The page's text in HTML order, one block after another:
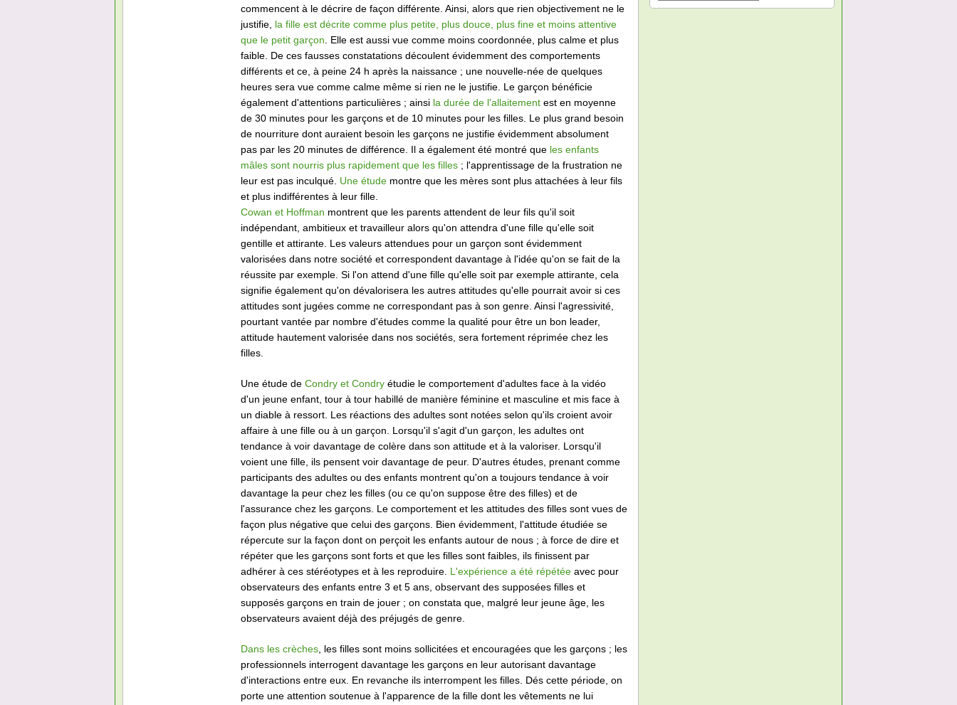
commencent à le décrire de façon différente. Ainsi, alors que rien objectivement ne le
justifie, la fille est décrite comme plus petite, plus douce, plus fine et moins attentive
que le petit garçon. Elle est aussi vue comme moins coordonnée, plus calme et plus
faible. De ces fausses constatations découlent évidemment des comportements
différents et ce, à peine 24 h après la naissance ; une nouvelle-née de quelques
heures sera vue comme calme même si rien ne le justifie. Le garçon bénéficie
également d'attentions particulières ; ainsi la durée de l'allaitement est en moyenne
de 30 minutes pour les garçons et de 10 minutes pour les filles. Le plus grand besoin
de nourriture dont auraient besoin les garçons ne justifie évidemment absolument
pas par les 20 minutes de différence. Il a également été montré que les enfants
mâles sont nourris plus rapidement que les filles ; l'apprentissage de la frustration ne
leur est pas inculqué. Une étude montre que les mères sont plus attachées à leur fils
et plus indifférentes à leur fille.
Cowan et Hoffman montrent que les parents attendent de leur fils qu'il soit
indépendant, ambitieux et travailleur alors qu'on attendra d'une fille qu'elle soit
gentille et attirante. Les valeurs attendues pour un garçon sont évidemment
valorisées dans notre société et correspondent davantage à l'idée qu'on se fait de la
réussite par exemple. Si l'on attend d'une fille qu'elle soit par exemple attirante, cela
signifie également qu'on dévalorisera les autres attitudes qu'elle pourrait avoir si ces
attitudes sont jugées comme ne correspondant pas à son genre. Ainsi l'agressivité,
pourtant vantée par nombre d'études comme la qualité pour être un bon leader,
attitude hautement valorisée dans nos sociétés, sera fortement réprimée chez les
filles.
Une étude de Condry et Condry étudie le comportement d'adultes face à la vidéo
d'un jeune enfant, tour à tour habillé de manière féminine et masculine et mis face à
un diable à ressort. Les réactions des adultes sont notées selon qu'ils croient avoir
affaire à une fille ou à un garçon. Lorsqu'il s'agit d'un garçon, les adultes ont
tendance à voir davantage de colère dans son attitude et à la valoriser. Lorsqu'il
voient une fille, ils pensent voir davantage de peur. D'autres études, prenant comme
participants des adultes ou des enfants montrent qu'on a toujours tendance à voir
davantage la peur chez les filles (ou ce qu'on suppose être des filles) et de
l'assurance chez les garçons. Le comportement et les attitudes des filles sont vues de
façon plus négative que celui des garçons. Bien évidemment, l'attitude étudiée se
répercute sur la façon dont on perçoit les enfants autour de nous ; à force de dire et
répéter que les garçons sont forts et que les filles sont faibles, ils finissent par
adhérer à ces stéréotypes et à les reproduire. L'expérience a été répétée avec pour
observateurs des enfants entre 3 et 5 ans, observant des supposées filles et
supposés garçons en train de jouer ; on constata que, malgré leur jeune âge, les
observateurs avaient déjà des préjugés de genre.
Dans les crèches , les filles sont moins sollicitées et encouragées que les garçons ; les
professionnels interrogent davantage les garçons en leur autorisant davantage
d'interactions entre eux. En revanche ils interrompent les filles. Dés cette période, on
porte une attention soutenue à l'apparence de la fille dont les vêtements ne lui